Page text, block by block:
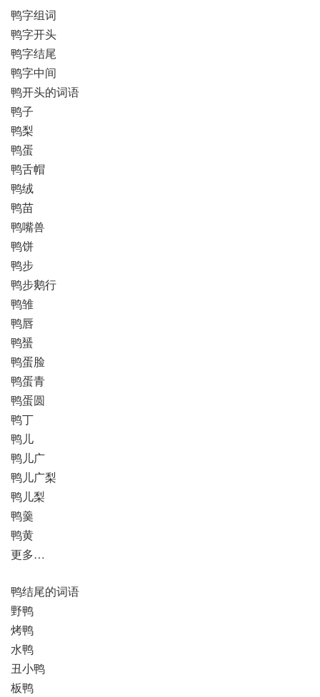
鸭字组词
鸭字开头
鸭字结尾
鸭字中间
鸭开头的词语
鸭子
鸭梨
鸭蛋
鸭舌帽
鸭绒
鸭苗
鸭嘴兽
鸭饼
鸭步
鸭步鹅行
鸭雏
鸭唇
鸭蜑
鸭蛋脸
鸭蛋青
鸭蛋圆
鸭丁
鸭儿
鸭儿广
鸭儿广梨
鸭儿梨
鸭羹
鸭黄
更多…
鸭结尾的词语
野鸭
烤鸭
水鸭
丑小鸭
板鸭